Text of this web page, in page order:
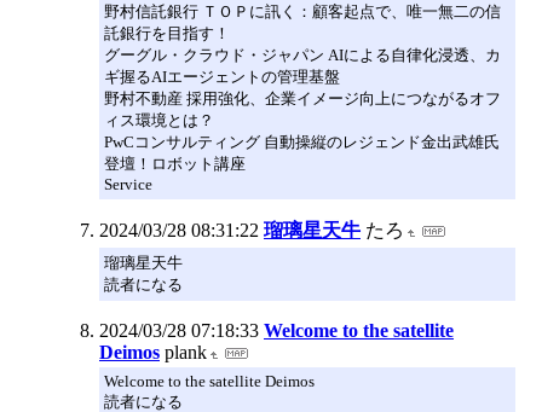
野村信託銀行 ＴＯＰに訊く：顧客起点で、唯一無二の信
託銀行を目指す！
グーグル・クラウド・ジャパン AIによる自律化浸透、カ
ギ握るAIエージェントの管理基盤
野村不動産 採用強化、企業イメージ向上につながるオフ
ィス環境とは？
PwCコンサルティング 自動操縦のレジェンド金出武雄氏
登壇！ロボット講座
Service
2024/03/28 08:31:22 瑠璃星天牛 たろ
瑠璃星天牛
読者になる
2024/03/28 07:18:33 Welcome to the satellite
Deimos plank
Welcome to the satellite Deimos
読者になる